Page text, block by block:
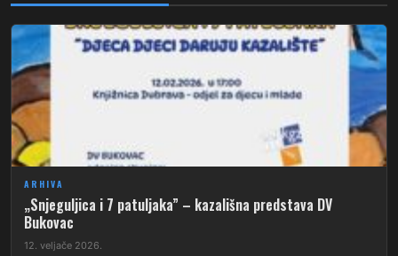
ARHIVA
„Snjeguljica i 7 patuljaka” – kazališna predstava DV
Bukovac
12. veljače 2026.